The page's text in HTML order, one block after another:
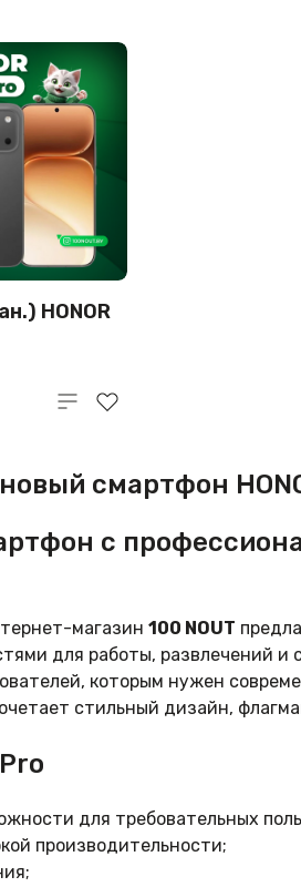
HONOR
смартфон
с
магазин 100 NOUT
для работы, развлечений и
которым нужен
стильный дизайн,
для требовательных
производительности;